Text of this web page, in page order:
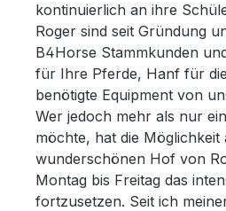
kontinuierlich an ihre
Roger sind seit Gründung
B4Horse Stammkunden
für Ihre Pferde, Hanf für
benötigte Equipment von
Wer jedoch mehr als nur
möchte, hat die Möglichkeit
wunderschönen Hof von
Montag bis Freitag das
fortzusetzen. Seit ich